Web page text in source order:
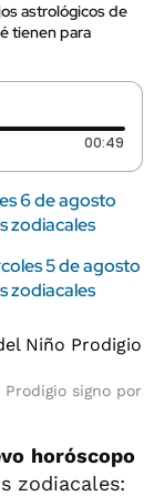
astrológicos de
tienen para
00:49
6 de agosto
zodiacales
5 de agosto
zodiacales
signo por
horóscopo
zodiacales: